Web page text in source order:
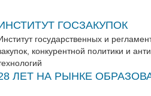
ГОСЗАКУПОК
государственных и
конкурентной политики и
ЛЕТ НА РЫНКЕ